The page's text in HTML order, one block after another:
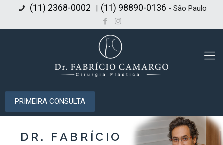
(11) 2368-0002 | (11) 98890-0136 - São Paulo
PRIMEIRA CONSULTA